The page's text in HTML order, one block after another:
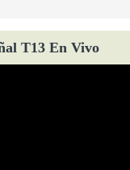
T13 En Vivo